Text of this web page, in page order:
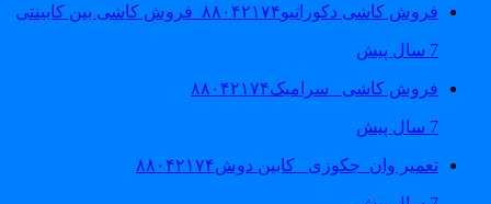
فروش کاشی دکوراتیو۸۸۰۴۲۱۷۴_فروش کاشی بین کابینتی
فروش کاشی _سرامیک۸۸۰۴۲۱۷۴
تعمیر وان_جکوزی_ کابین دوش۸۸۰۴۲۱۷۴